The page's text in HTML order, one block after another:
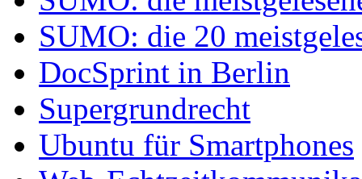
SUMO: die 20
DocSprint in Berlin
Supergrundrecht
Ubuntu für Smartphones